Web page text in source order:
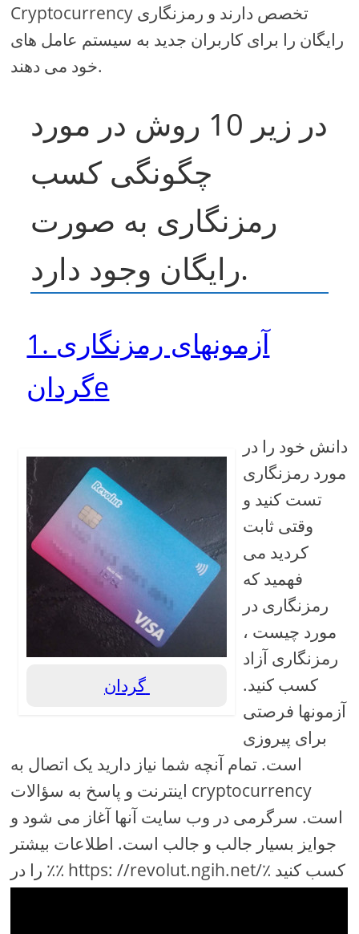
Cryptocurrency تخصص دارند و رمزنگاری
رایگان را برای کاربران جدید به سیستم عامل های
خود می دهند.
در زیر 10 روش در مورد
چگونگی کسب
رمزنگاری به صورت
رایگان وجود دارد.
1. آزمونهای رمزنگاری
گردانe
گردان
دانش خود را در
مورد رمزنگاری
تست کنید و
وقتی ثابت
کردید می
فهمید که
رمزنگاری در
مورد چیست ،
رمزنگاری آزاد
کسب کنید.
آزمونها فرصتی
برای پیروزی
است. تمام آنچه شما نیاز دارید یک اتصال به
اینترنت و پاسخ به سؤالات cryptocurrency
است. سرگرمی در وب سایت آنها آغاز می شود و
جوایز بسیار جالب و جالب است. اطلاعات بیشتر
را در ٪٪ https: //revolut.ngih.net/٪ کسب کنید